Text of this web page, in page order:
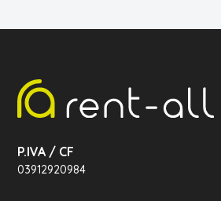
P.IVA / CF
03912920984